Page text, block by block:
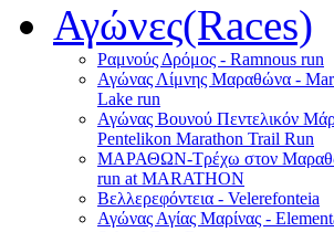
Αγώνες(Races)
Ραμνούς Δρόμος - Ramnous run
Αγώνας Λίμνης Μαραθώνα -
Lake run
Αγώνας Βουνού Πεντελικόν
Pentelikon Marathon Trail Run
ΜΑΡΑΘΩΝ-Τρέχω στον
run at MARATHON
Βελλερεφόντεια - Velerefonteia
Αγώνας Αγίας Μαρίνας -